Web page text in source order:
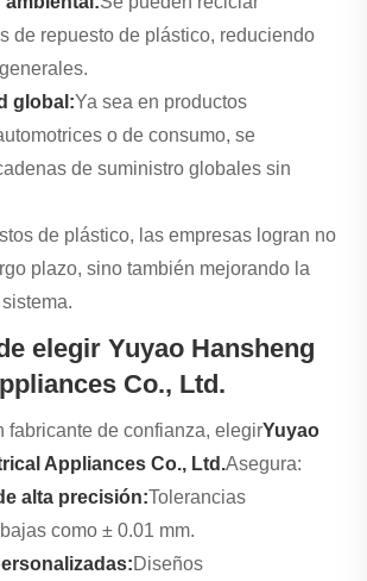
de repuesto de plástico, reduciendo
global:Ya sea en productos
o de consumo, se
de suministro globales sin
de plástico, las empresas logran no
plazo, sino también mejorando la
elegir Yuyao Hansheng
Co., Ltd.
fabricante de confianza, elegirYuyao
Appliances Co., Ltd.Asegura:
alta precisión:Tolerancias
como ± 0.01 mm.
Diseños